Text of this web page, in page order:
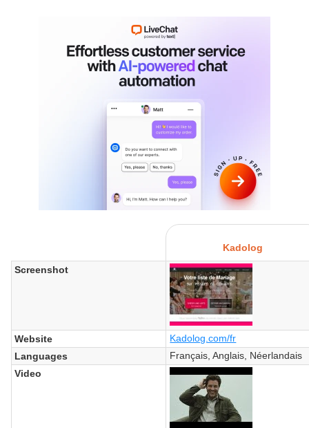
Kadolog
Screenshot
Website
Kadolog.com/fr
Languages
Français, Anglais, Néerlandais
Video